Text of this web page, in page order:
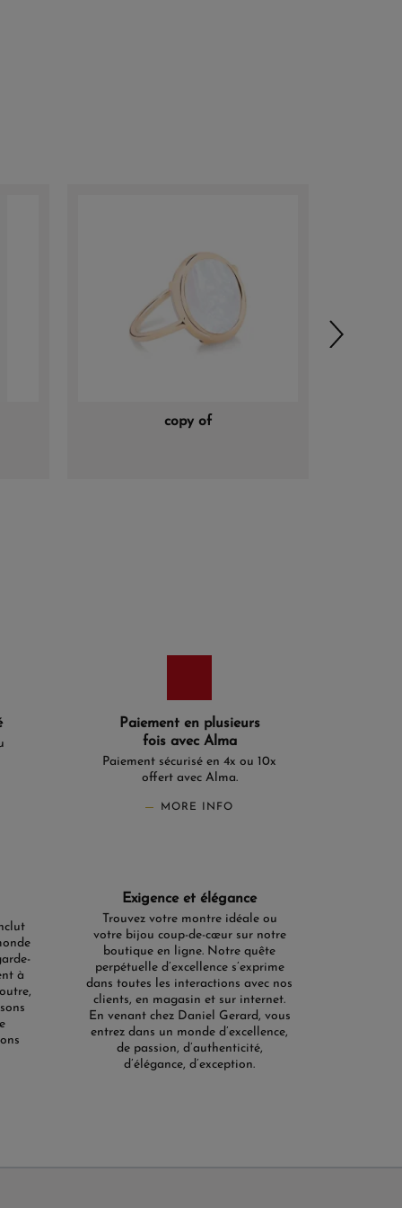
copy of
Paiement en plusieurs
fois avec Alma
Paiement sécurisé en 4x ou 10x
offert avec Alma.
MORE INFO
à
Exigence et élégance
Trouvez votre montre idéale ou
votre bijou coup-de-cœur sur notre
boutique en ligne. Notre quête
perpétuelle d’excellence s’exprime
dans toutes les interactions avec nos
clients, en magasin et sur internet.
En venant chez Daniel Gerard, vous
entrez dans un monde d’excellence,
de passion, d’authenticité,
d’élégance, d’exception.